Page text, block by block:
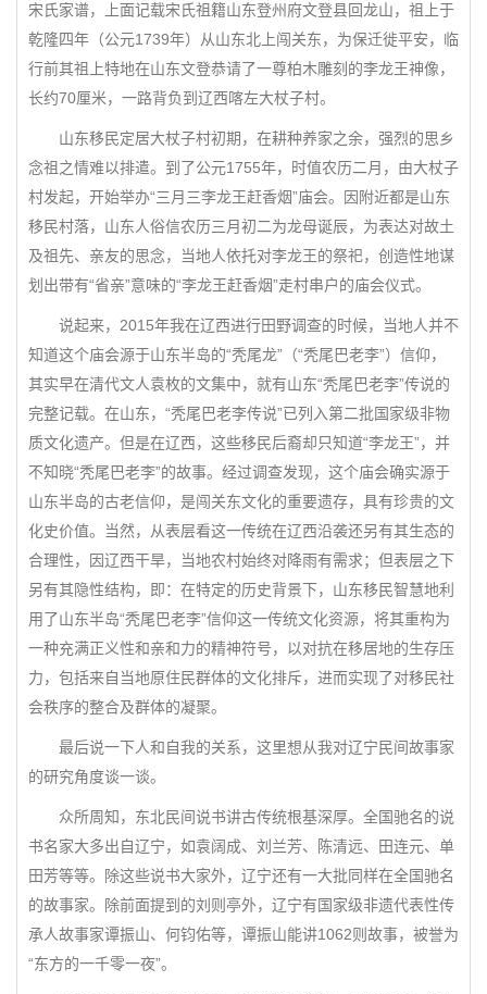
宋氏家谱，上面记载宋氏祖籍山东登州府文登县回龙山，祖上于
乾隆四年（公元1739年）从山东北上闯关东，为保迁徙平安，临
行前其祖上特地在山东文登恭请了一尊柏木雕刻的李龙王神像，
长约70厘米，一路背负到辽西喀左大杖子村。
山东移民定居大杖子村初期，在耕种养家之余，强烈的思乡
念祖之情难以排遣。到了公元1755年，时值农历二月，由大杖子
村发起，开始举办“三月三李龙王赶香烟”庙会。因附近都是山东
移民村落，山东人俗信农历三月初二为龙母诞辰，为表达对故土
及祖先、亲友的思念，当地人依托对李龙王的祭祀，创造性地谋
划出带有“省亲”意味的“李龙王赶香烟”走村串户的庙会仪式。
说起来，2015年我在辽西进行田野调查的时候，当地人并不
知道这个庙会源于山东半岛的“秃尾龙”（“秃尾巴老李”）信仰，
其实早在清代文人袁枚的文集中，就有山东“秃尾巴老李”传说的
完整记载。在山东，“秃尾巴老李传说”已列入第二批国家级非物
质文化遗产。但是在辽西，这些移民后裔却只知道“李龙王”，并
不知晓“秃尾巴老李”的故事。经过调查发现，这个庙会确实源于
山东半岛的古老信仰，是闯关东文化的重要遗存，具有珍贵的文
化史价值。当然，从表层看这一传统在辽西沿袭还另有其生态的
合理性，因辽西干旱，当地农村始终对降雨有需求；但表层之下
另有其隐性结构，即：在特定的历史背景下，山东移民智慧地利
用了山东半岛“秃尾巴老李”信仰这一传统文化资源，将其重构为
一种充满正义性和亲和力的精神符号，以对抗在移居地的生存压
力，包括来自当地原住民群体的文化排斥，进而实现了对移民社
会秩序的整合及群体的凝聚。
最后说一下人和自我的关系，这里想从我对辽宁民间故事家
的研究角度谈一谈。
众所周知，东北民间说书讲古传统根基深厚。全国驰名的说
书名家大多出自辽宁，如袁阔成、刘兰芳、陈清远、田连元、单
田芳等等。除这些说书大家外，辽宁还有一大批同样在全国驰名
的故事家。除前面提到的刘则亭外，辽宁有国家级非遗代表性传
承人故事家谭振山、何钧佑等，谭振山能讲1062则故事，被誉为
“东方的一千零一夜”。